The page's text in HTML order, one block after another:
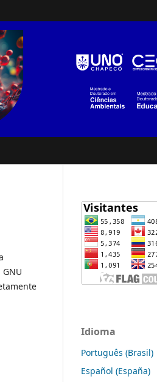
Idioma
Português (Brasil)
Español (España)